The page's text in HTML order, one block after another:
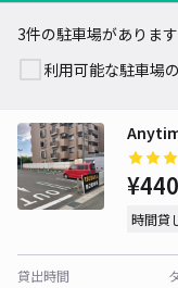
3件の駐車場があります
利用可能な駐車場
時間貸
貸出時間